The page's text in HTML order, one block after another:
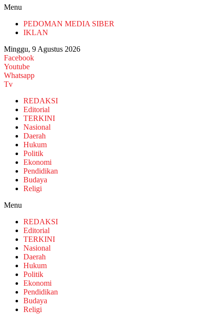
Menu
PEDOMAN MEDIA SIBER
IKLAN
Minggu, 9 Agustus 2026
Facebook
Youtube
Whatsapp
Tv
REDAKSI
Editorial
TERKINI
Nasional
Daerah
Hukum
Politik
Ekonomi
Pendidikan
Budaya
Religi
Menu
REDAKSI
Editorial
TERKINI
Nasional
Daerah
Hukum
Politik
Ekonomi
Pendidikan
Budaya
Religi